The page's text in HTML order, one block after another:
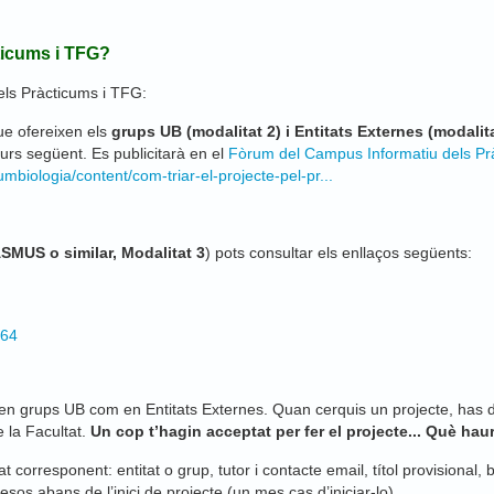
i TFG?
Pràcticums i TFG:
ofereixen els grups UB (modalitat 2) i Entitats Externes
següent. Es publicitarà en el Fòrum del Campus Informatiu dels
content/com-triar-el-projecte-pel-pr...
o similar, Modalitat 3) pots consultar els enllaços següents:
grups UB com en Entitats Externes. Quan cerquis un projecte, has
la Facultat. Un cop t’hagin acceptat per fer el projecte... Què
corresponent: entitat o grup, tutor i contacte email, títol